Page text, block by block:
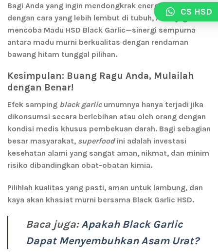
Bagi Anda yang ingin mendongkrak energi harian
dengan cara yang lebih lembut di tubuh, Anda juga bisa
mencoba Madu HSD Black Garlic—sinergi sempurna
antara madu murni berkualitas dengan rendaman
bawang hitam tunggal pilihan.
Kesimpulan: Buang Ragu Anda, Mulailah
dengan Benar!
Efek samping black garlicumumnya hanya terjadi jika
dikonsumsi secara berlebihan atau oleh orang dengan
kondisi medis khusus pembekuan darah. Bagi sebagian
besar masyarakat, superfoodini adalah investasi
kesehatan alami yang sangat aman, nikmat, dan minim
risiko dibandingkan obat-obatan kimia.
Pilihlah kualitas yang pasti, aman untuk lambung, dan
kaya akan khasiat murni bersama Black Garlic HSD.
Baca juga: Apakah Black Garlic
Dapat Menyembuhkan Asam Urat?
CS HSD